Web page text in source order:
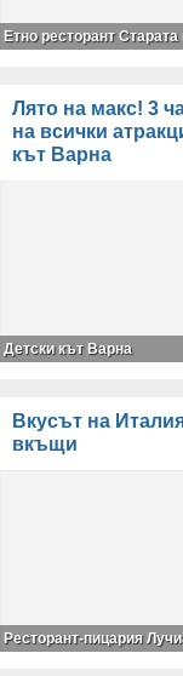
Етно ресторант
Лято на макс! 3
на всички
кът Варна
Детски кът Варна
Вкусът на
вкъщи
Ресторант-пицария